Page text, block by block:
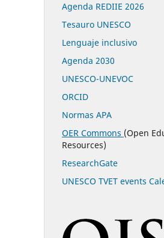
Agenda REDIIE 2026
Tesauro UNESCO
Lenguaje inclusivo
Agenda 2030
UNESCO-UNEVOC
ORCID
Normas APA
OER Commons (Open
Resources)
ResearchGate
UNESCO TVET events